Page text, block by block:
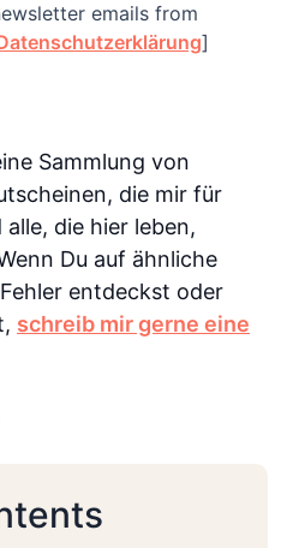
emails from
]
Sammlung von
die mir für
die hier leben,
Du auf ähnliche
entdeckst oder
schreib mir gerne eine